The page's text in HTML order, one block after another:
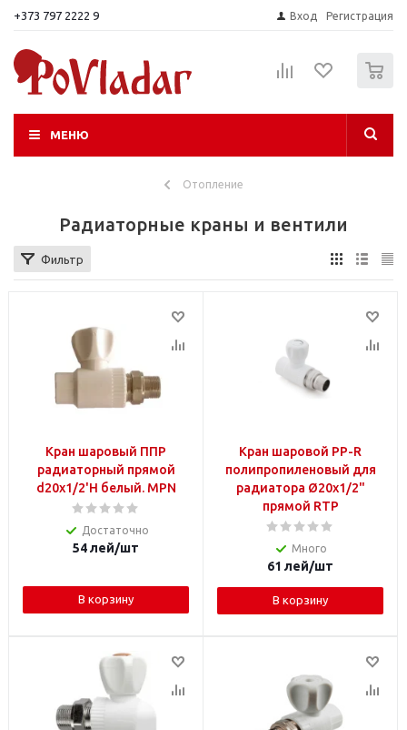
+373 797 2222 9 Вход Регистрация
МЕНЮ
Отопление
Радиаторные краны и вентили
Фильтр
Кран шаровый ППР
радиаторный прямой
d20х1/2'Н белый. MPN
Достаточно
54лей/шт
В корзину
Кран шаровой PP-R
полипропиленовый для
радиатора Ø20х1/2"
прямой RTP
Много
61 лей/шт
В корзину